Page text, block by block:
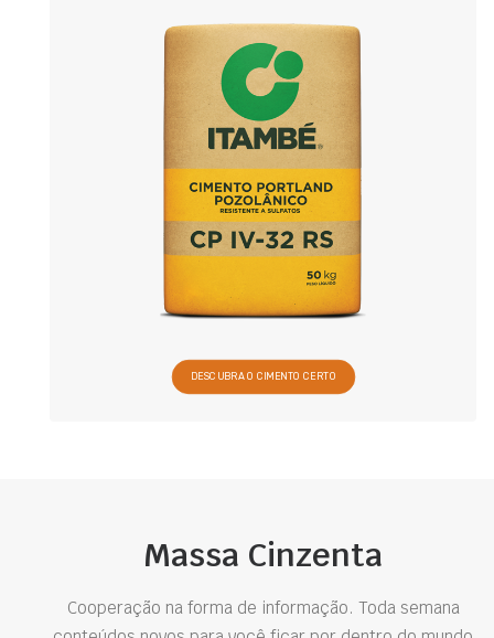
DESCUBRA O CIMENTO CERTO
Massa Cinzenta
Cooperação na forma de informação. Toda semana